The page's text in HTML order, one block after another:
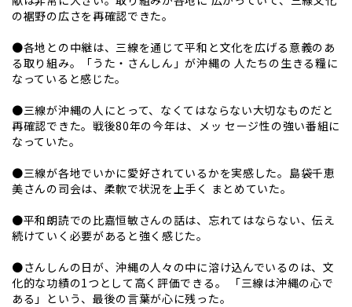
の裾野の広さを再確認できた。
●各地との中継は、三線を通じて平和と文化を広げる意義のあ
る取り組み。「うた・さんしん」が沖縄の 人たちの生きる糧に
なっていると感じた。
●三線が沖縄の人にとって、なくてはならない大切なものだと
再確認できた。戦後80年の今年は、メッ セージ性の強い番組に
なっていた。
●三線が各地でいかに愛好されているかを実感した。島袋千恵
美さんの司会は、柔軟で状況を上手く まとめていた。
●平和朗読での比嘉恒敏さんの話は、忘れてはならない、伝え
続けていく必要があると強く感じた。
●さんしんの日が、沖縄の人々の中に溶け込んでいるのは、文
化的な功績の1つとして高く評価できる。 「三線は沖縄の心で
ある」という、最後の言葉が心に残った。